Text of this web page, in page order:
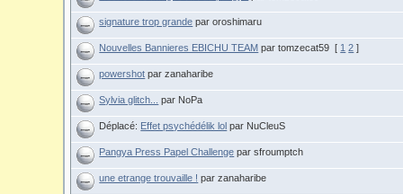
signature trop grande par oroshimaru
Nouvelles Bannieres EBICHU TEAM par tomzecat59 [ 1 2 ]
powershot par zanaharibe
Sylvia glitch... par NoPa
Déplacé: Effet psychédélik lol par NuCleuS
Pangya Press Papel Challenge par sfroumptch
une etrange trouvaille ! par zanaharibe